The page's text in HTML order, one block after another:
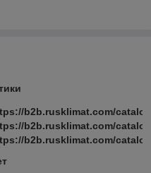
b2b.rusklimat.com/
b2b.rusklimat.com/
b2b.rusklimat.com/